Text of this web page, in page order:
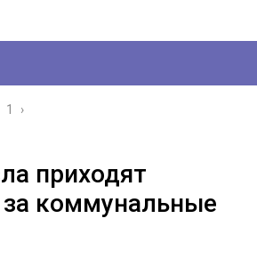
1 ›
приходят
коммунальные